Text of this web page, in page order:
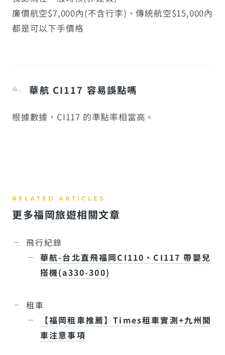
廉價航空$7,000內(不含行李)、傳統航空$15,000內
都是可以下手價格
華航 CI117 容易誤點嗎
根據數據，CI117 的準點率相當高。
更多福岡旅遊相關文章
飛行紀錄
華航-台北直飛福岡CI110、CI117 帶嬰兒
搭機(a330-300)
租車
【福岡租車推薦】Times租車實測+九州開
車注意事項